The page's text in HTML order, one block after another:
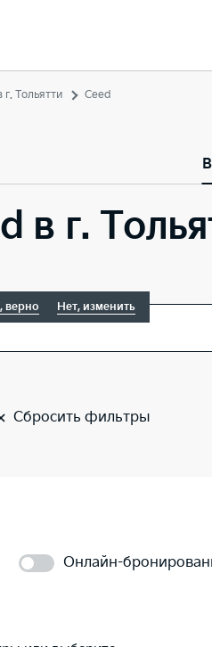
г. Тольятти Ceed
в г.
верно
Нет, изменить
Сбросить фильтры
Онлайн-